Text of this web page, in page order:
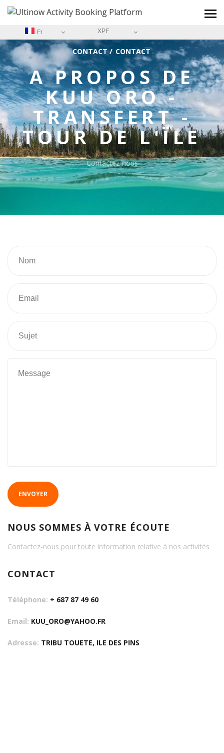
Fr XPF
CONTACT/ CONTACT
A PROPOS DE
KUU ORO -
TRANSFERT -
TOUR DE L'ÏLE
Contactez-nous
ENVOYER
NOUS SOMMES À VOTRE ÉCOUTE
Contactez-nous pour toute information relative à nos activités
CONTACT
Téléphone: + 687 87 49 60
Email: KUU_ORO@YAHOO.FR
Adresse: TRIBU TOUETE, ILE DES PINS